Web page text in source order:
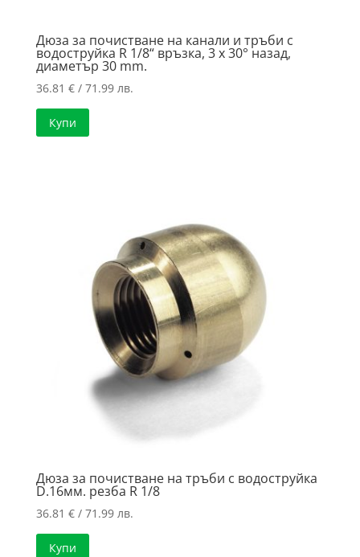
Дюза за почистване на канали и тръби с
водоструйка R 1/8“ връзка, 3 x 30° назад,
диаметър 30 ​​mm.
36.81 €/ 71.99 лв.
Купи
Дюза за почистване на тръби с водоструйка
D.16мм. резба R 1/8
36.81 €/ 71.99 лв.
Купи